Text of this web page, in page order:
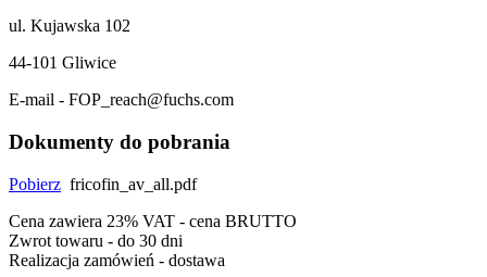
ul. Kujawska 102
44-101 Gliwice
E-mail - FOP_reach@fuchs.com
Dokumenty do pobrania
Pobierz fricofin_av_all.pdf
Cena zawiera 23% VAT - cena BRUTTO
Zwrot towaru - do 30 dni
Realizacja zamówień - dostawa